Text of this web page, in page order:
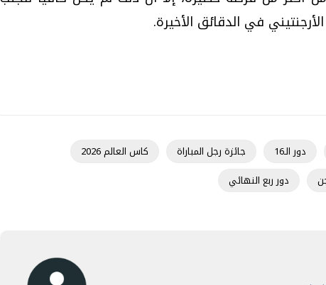
في الدقائق الأخيرة.
دور الـ16 جائزة رجل المباراة
كاس العالم 2026
دور ربع النهائي